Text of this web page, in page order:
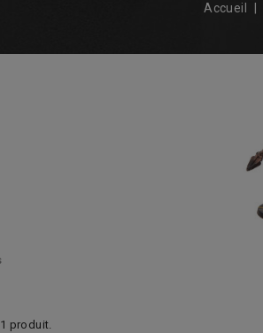
Accueil
produit.